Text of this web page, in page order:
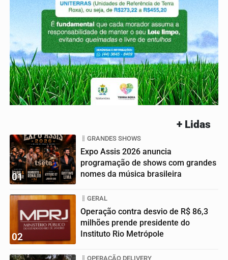
+ Lidas
01
GRANDES SHOWS
Expo Assis 2026 anuncia
programação de shows com grandes
nomes da música brasileira
02
GERAL
Operação contra desvio de R$ 86,3
milhões prende presidente do
Instituto Rio Metrópole
OPERAÇÃO DELIVERY